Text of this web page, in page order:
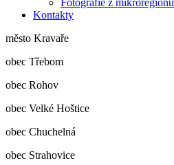
Fotografie z mikroregionu
Kontakty
město Kravaře
obec Třebom
obec Rohov
obec Velké Hoštice
obec Chuchelná
obec Strahovice